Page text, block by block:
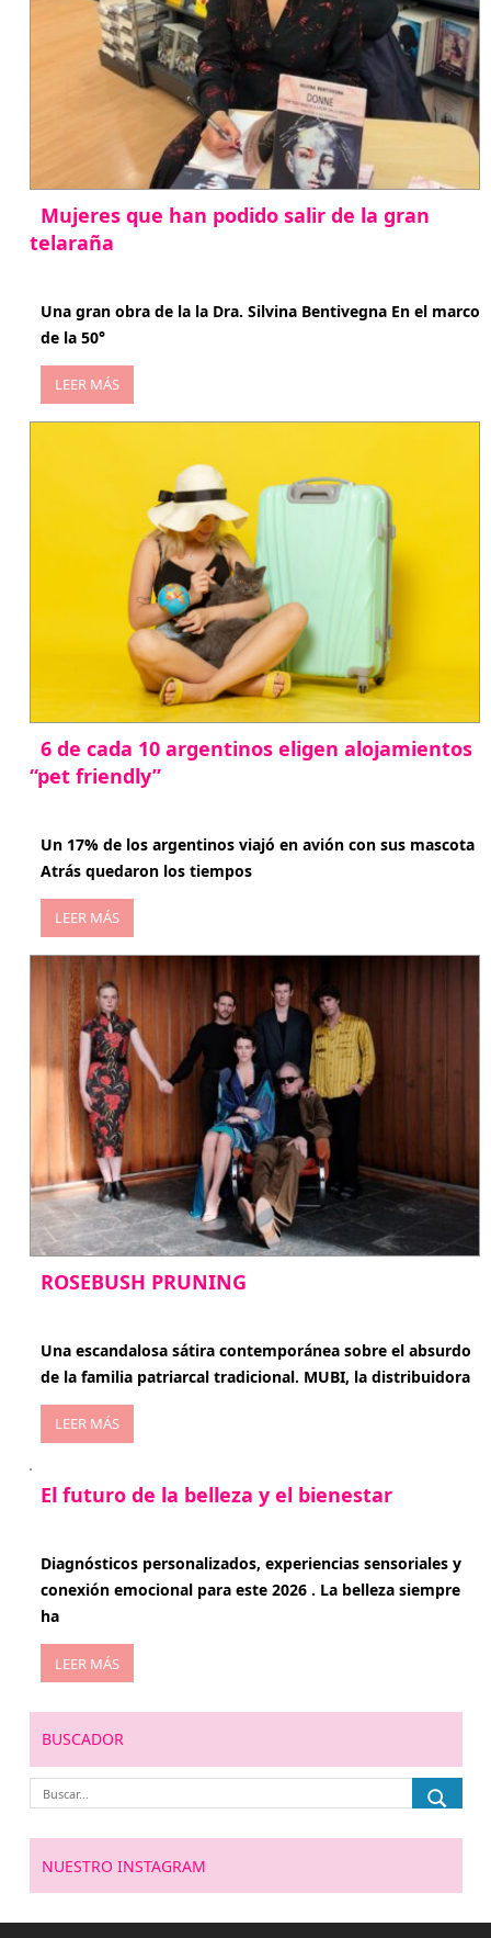
Mujeres que han podido salir de la gran
telaraña
Una gran obra de la la Dra. Silvina Bentivegna En el marco
de la 50°
LEER MÁS
6 de cada 10 argentinos eligen alojamientos
“pet friendly”
Un 17% de los argentinos viajó en avión con sus mascota
Atrás quedaron los tiempos
LEER MÁS
ROSEBUSH PRUNING
Una escandalosa sátira contemporánea sobre el absurdo
de la familia patriarcal tradicional. MUBI, la distribuidora
LEER MÁS
El futuro de la belleza y el bienestar
Diagnósticos personalizados, experiencias sensoriales y
conexión emocional para este 2026 . La belleza siempre
ha
LEER MÁS
BUSCADOR
NUESTRO INSTAGRAM